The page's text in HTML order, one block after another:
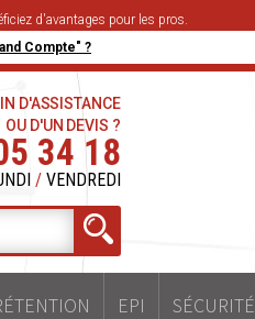
d'avantages pour les pros.
Compte" ?
D'ASSISTANCE
OU D'UN DEVIS ?
34 18
/ VENDREDI
EPI SÉCURITÉ